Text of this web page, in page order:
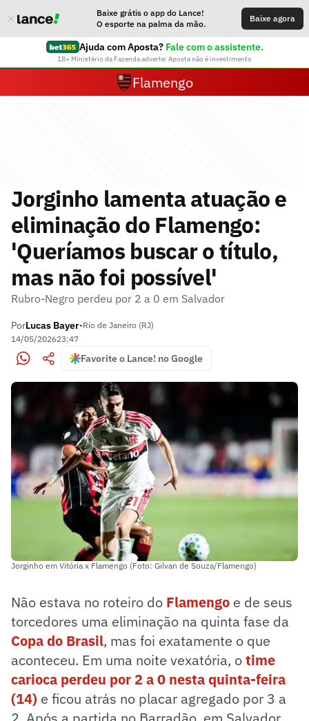
Baixe grátis o app do Lance!
O esporte na palma da mão.
Baixe agora
Ajuda com Aposta? Fale com o assistente.
18+ Ministério da Fazenda adverte: Aposta não é investimento
Flamengo
Jorginho lamenta atuação e
eliminação do Flamengo:
'Queríamos buscar o título,
mas não foi possível'
Rubro-Negro perdeu por 2 a 0 em Salvador
PorLucas Bayer•Rio de Janeiro (RJ)
14/05/202623:47
Favorite o Lance! no Google
Jorginho em Vitória x Flamengo (Foto: Gilvan de Souza/Flamengo)
Não estava no roteiro do Flamengo e de seus
torcedores uma eliminação na quinta fase da
Copa do Brasil, mas foi exatamente o que
aconteceu. Em uma noite vexatória, otime
carioca perdeu por 2 a 0 nesta quinta-feira
(14) e ficou atrás no placar agregado por 3 a